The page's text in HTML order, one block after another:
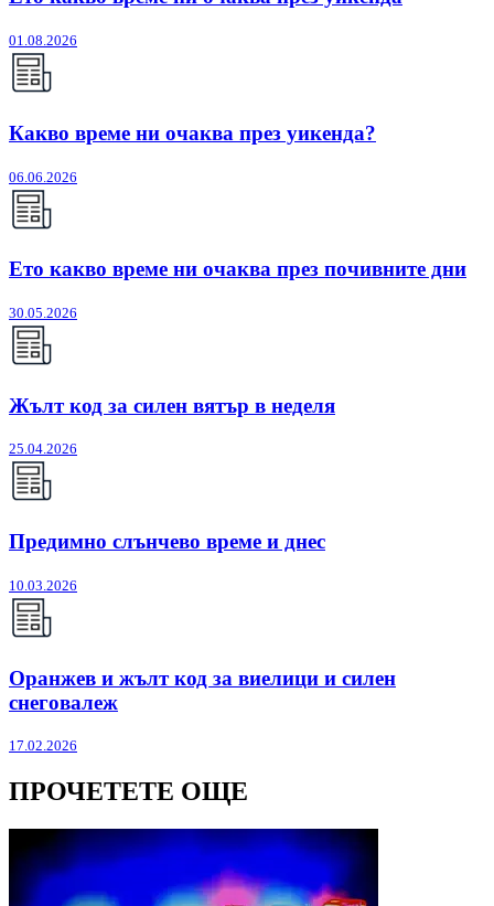
01.08.2026
Какво време ни очаква през уикенда?
06.06.2026
Ето какво време ни очаква през почивните дни
30.05.2026
Жълт код за силен вятър в неделя
25.04.2026
Предимно слънчево време и днес
10.03.2026
Оранжев и жълт код за виелици и силен
снеговалеж
17.02.2026
ПРОЧЕТЕТЕ ОЩЕ